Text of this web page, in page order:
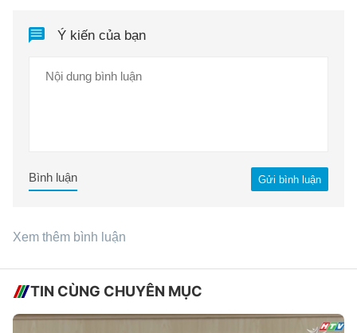
Ý kiến của bạn
Gửi bình luận
Bình luận
Xem thêm bình luận
TIN CÙNG CHUYÊN MỤC